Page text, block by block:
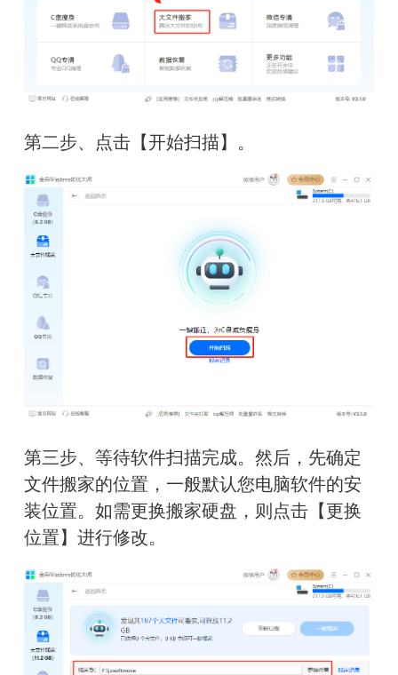
第二步、点击【开始扫描】。
第三步、等待软件扫描完成。然后，先确定
文件搬家的位置，一般默认您电脑软件的安
装位置。如需更换搬家硬盘，则点击【更换
位置】进行修改。